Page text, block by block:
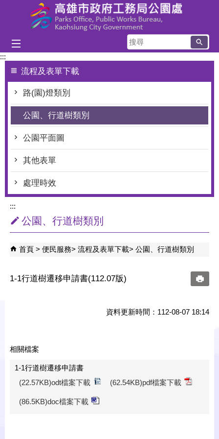
跳到主要內容區塊
搜
尋
:::
流程及表單下載
路(園)燈類別
公園、行道樹類別
公園平面圖
其他表單
處理時效
:::
公園、行道樹類別
首頁 便民服務 流程及表單下載 公園、行道樹類別
1-1行道樹遷移申請書(112.07版)
資料更新時間：112-08-07 18:14
相關檔案
1-1行道樹遷移申請書
(22.57KB)odt檔案下載
(62.54KB)pdf檔案下載
(86.5KB)doc檔案下載